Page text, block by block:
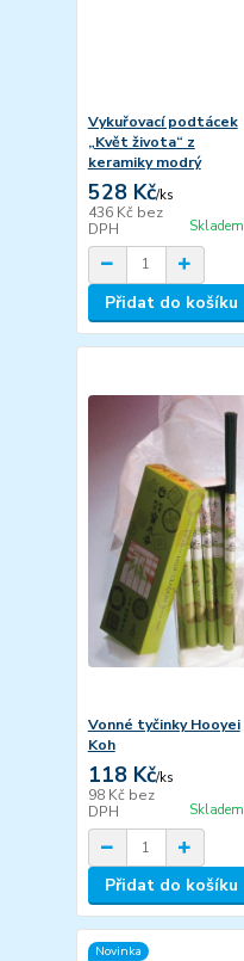
Vykuřovací podtácek
„Květ života“ z
keramiky modrý
528 Kč/ks
436 Kč bez
DPH
Skladem
Přidat do košíku
Vonné tyčinky Hooyei
Koh
118 Kč/ks
98 Kč bez
DPH
Skladem
Přidat do košíku
Novinka